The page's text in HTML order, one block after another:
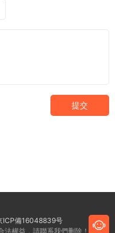
提交
ICP備16048839号
法權益，請聯系我們删除！客服